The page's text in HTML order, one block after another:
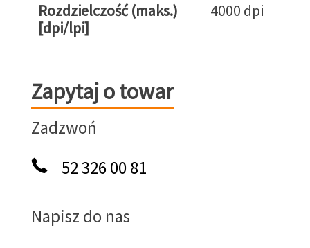
Rozdzielczość (maks.)
[dpi/lpi]
4000 dpi
Zapytaj o towar
Zapytaj o towar
Zadzwoń
52 326 00 81
Napisz do nas